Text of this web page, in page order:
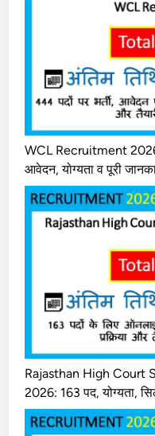
WCL Recruitment
आवेदन, योग्यता व पूरी
Rajasthan High Court
2026: 163 पद, योग्यता,